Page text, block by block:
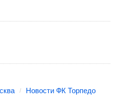
Новости ФК Торпедо